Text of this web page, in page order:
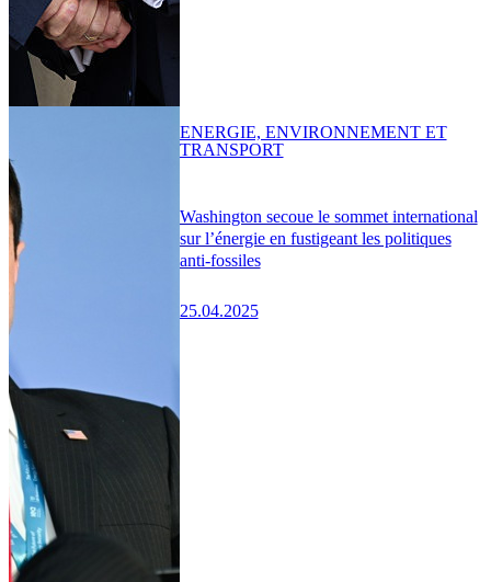
Washington secoue le sommet international
sur l’énergie en fustigeant les politiques
anti-fossiles
25.04.2025
ENERGIE, ENVIRONNEMENT ET
TRANSPORT